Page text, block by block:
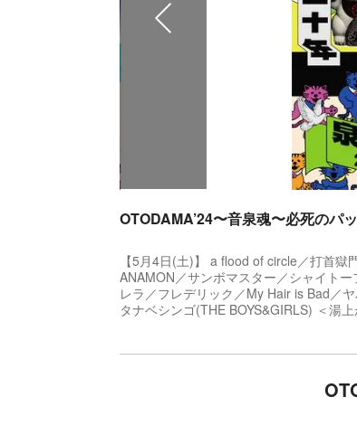
OTODAMA’24〜音泉魂〜必死のパ
【5月4日(土)】 a flood of circle／打首
ANAMON／サンボマスター／シャイト
レラ／フレデリック／My Hair is Bad／
タナベシンゴ(THE BOYS&GIRLS) ＜湯